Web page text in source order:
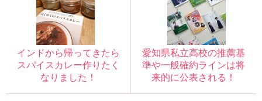
インドから帰ってきたら
スパイスカレー作りたく
なりました！
愛知県私立高校の推薦基
準や一般確約ラインは将
来的に公表される！